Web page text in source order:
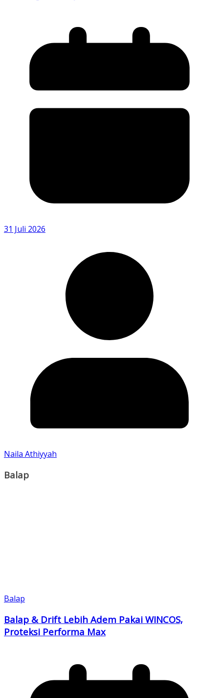
31 Juli 2026
Naila Athiyyah
Balap
Balap
Balap & Drift Lebih Adem Pakai WINCOS,
Proteksi Performa Max